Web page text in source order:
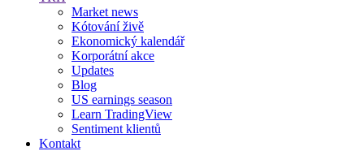
Market news
Kótování živě
Ekonomický kalendář
Korporátní akce
Updates
Blog
US earnings season
Learn TradingView
Sentiment klientů
Kontakt